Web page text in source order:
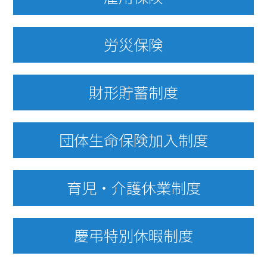
労災保険
財形貯蓄制度
団体生命保険加入制度
育児・介護休業制度
慶弔特別休暇制度